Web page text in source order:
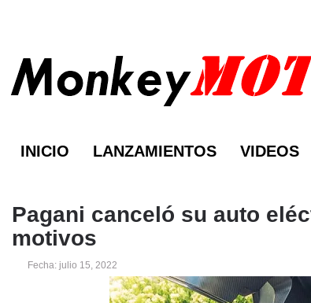
INICIO LANZAMIENTOS VIDEOS
Pagani canceló su auto
motivos
Fecha: julio 15, 2022